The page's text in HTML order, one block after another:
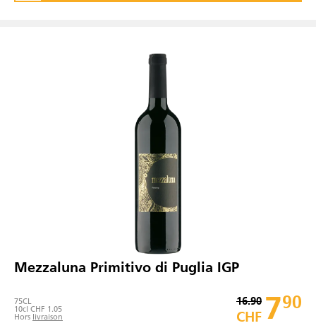
Mezzaluna Primitivo di Puglia IGP
75CL
10cl CHF 1.05
Hors livraison
16.90
CHF 790